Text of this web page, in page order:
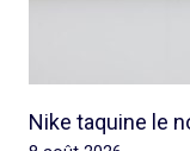
Nike taquine le